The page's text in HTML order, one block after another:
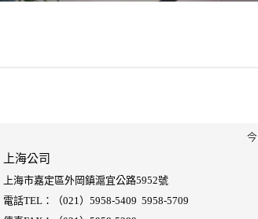
上海公司
上海市嘉定區外岡鎮滬宜公路5952號
電話TEL：（021）5958-5409 5958-5709